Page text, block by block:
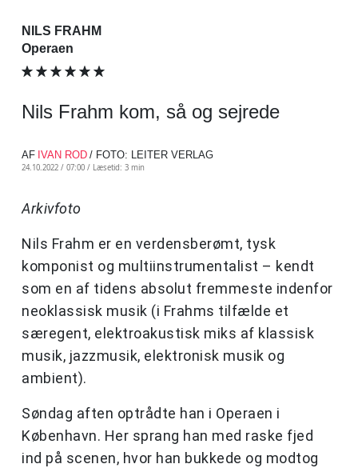
NILS FRAHM
Operaen
Nils Frahm kom, så og sejrede
AF IVAN ROD / FOTO: LEITER VERLAG
24.10.2022 / 07:00 / Læsetid: 3 min
Arkivfoto
Nils Frahm er en verdensberømt, tysk
komponist og multiinstrumentalist – kendt
som en af tidens absolut fremmeste indenfor
neoklassisk musik (i Frahms tilfælde et
særegent, elektroakustisk miks af klassisk
musik, jazzmusik, elektronisk musik og
ambient).
Søndag aften optrådte han i Operaen i
København. Her sprang han med raske fjed
ind på scenen, hvor han bukkede og modtog